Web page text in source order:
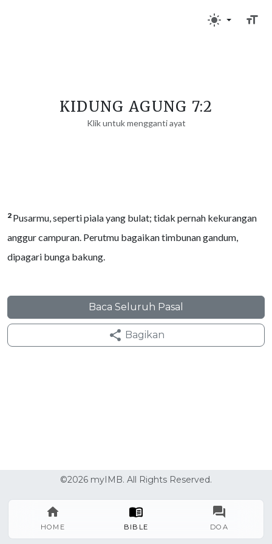
HOME BIBLE DOA
KIDUNG AGUNG 7:2
Klik untuk mengganti ayat
2 Pusarmu, seperti piala yang bulat; tidak pernah kekurangan
anggur campuran. Perutmu bagaikan timbunan gandum,
dipagari bunga bakung.
Baca Seluruh Pasal
Bagikan
©2026 myIMB. All Rights Reserved.